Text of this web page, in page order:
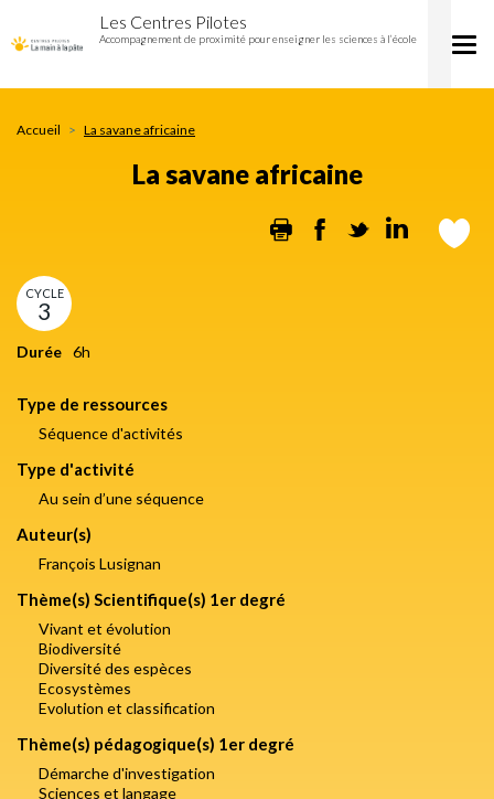
savane
africaine
au
contenu
Les Centres Pilotes
Accompagnement de proximité pour enseigner les sciences à l’école
Accueil La savane africaine
La savane africaine
Print Facebook
Twitter
CYCLE
3
Durée 6h
Type de ressources
Séquence d'activités
Type d'activité
Au sein d’une séquence
Auteur(s)
François Lusignan
Thème(s) Scientifique(s) 1er degré
Vivant et évolution
Biodiversité
Diversité des espèces
Ecosystèmes
Evolution et classification
Thème(s) pédagogique(s) 1er degré
Démarche d'investigation
Sciences et langage